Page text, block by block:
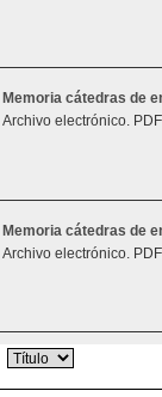
Memoria cátedras de
Archivo electrónico.
Memoria cátedras de
Archivo electrónico.